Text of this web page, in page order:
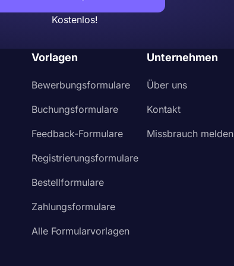
Kostenlos!
Vorlagen
Bewerbungsformulare
Buchungsformulare
Feedback-Formulare
Registrierungsformulare
Bestellformulare
Zahlungsformulare
Alle Formularvorlagen
Unternehmen
Über uns
Kontakt
Missbrauch melden